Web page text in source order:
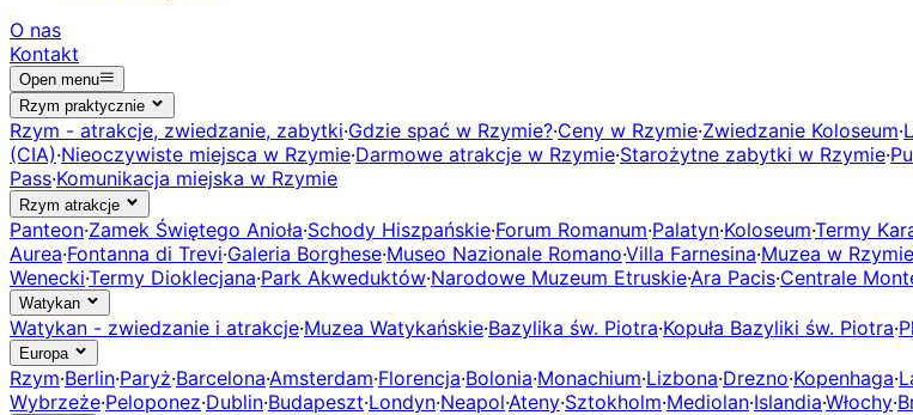
O nas
Kontakt
Open menu
Rzym praktycznie
Rzym - atrakcje, zwiedzanie, zabytki·Gdzie spać w Rzymie?·Ceny w Rzymie·Zwiedzanie Koloseum·
(CIA)·Nieoczywiste miejsca w Rzymie·Darmowe atrakcje w Rzymie·Starożytne zabytki w Rzymie·
Pass·Komunikacja miejska w Rzymie
Rzym atrakcje
Panteon·Zamek Świętego Anioła·Schody Hiszpańskie·Forum Romanum·Palatyn·Koloseum·Termy
Aurea·Fontanna di Trevi·Galeria Borghese·Museo Nazionale Romano·Villa Farnesina·Muzea w Rzymie
Wenecki·Termy Dioklecjana·Park Akweduktów·Narodowe Muzeum Etruskie·Ara Pacis·Centrale
Watykan
Watykan - zwiedzanie i atrakcje·Muzea Watykańskie·Bazylika św. Piotra·Kopuła Bazyliki św. Piotra·
Europa
Rzym·Berlin·Paryż·Barcelona·Amsterdam·Florencja·Bolonia·Monachium·Lizbona·Drezno·Kopenhaga·
Wybrzeże·Peloponez·Dublin·Budapeszt·Londyn·Neapol·Ateny·Sztokholm·Mediolan·Islandia·Włochy·